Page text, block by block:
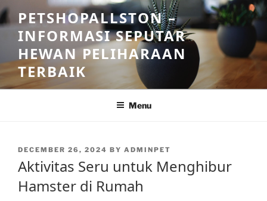
Skip
to
content
PETSHOPALLSTON –
INFORMASI SEPUTAR
HEWAN PELIHARAAN
TERBAIK
Menu
POSTED
ON
DECEMBER 26, 2024 BY ADMINPET
Aktivitas Seru untuk Menghibur
Hamster di Rumah